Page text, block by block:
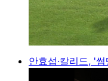
안효섭·칼리드, '